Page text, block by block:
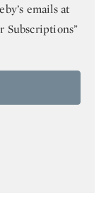
emails at
Subscriptions”